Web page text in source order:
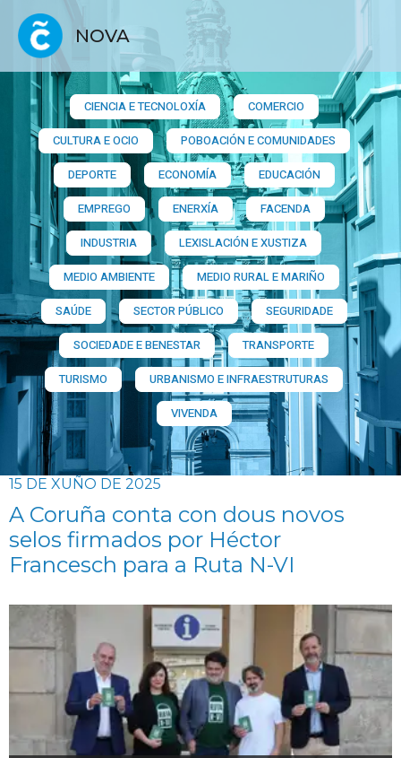
NOVA
CIENCIA E TECNOLOXÍA
COMERCIO
CULTURA E OCIO
POBOACIÓN E COMUNIDADES
DEPORTE
ECONOMÍA
EDUCACIÓN
EMPREGO
ENERXÍA
FACENDA
INDUSTRIA
LEXISLACIÓN E XUSTIZA
MEDIO AMBIENTE
MEDIO RURAL E MARIÑO
SAÚDE
SECTOR PÚBLICO
SEGURIDADE
SOCIEDADE E BENESTAR
TRANSPORTE
TURISMO
URBANISMO E INFRAESTRUTURAS
VIVENDA
15 DE XUÑO DE 2025
A Coruña conta con dous novos
selos firmados por Héctor
Francesch para a Ruta N-VI